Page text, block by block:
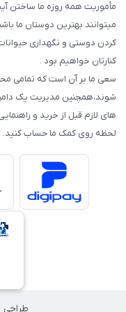
مأموریت همه روزه ما ساختن
میتوانند بهترین دوستان ما
کردن دوستی و نگهداری
کنارتان خواهیم بود .
سعی ما بر آن است که تمامی
شوند،همچنین مدیریت یک
های لازم قبل از خرید و
لحظه روی کمک ما حساب کنید.